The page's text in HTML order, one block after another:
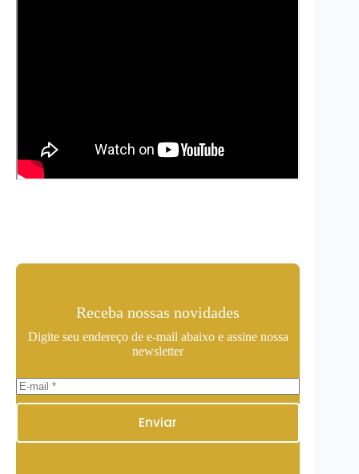
Receba nossas novidades
Digite seu endereço de e-mail abaixo e assine nossa
newsletter
Enviar